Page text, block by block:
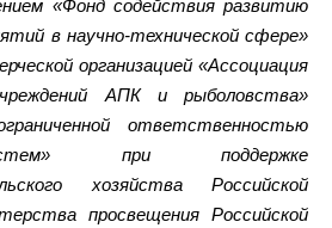
«Фонд содействия развитию
в научно-технической сфере»
организацией «Ассоциация
АПК и рыболовства»
ответственностью
при поддержке
хозяйства Российской
просвещения Российской